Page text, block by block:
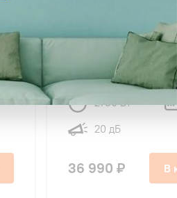
Ballu BSYI-10HN8_V4
Smart DC
2780 Вт
20 дБ
36 990 ₽ В